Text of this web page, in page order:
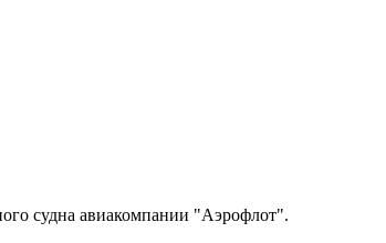
судна авиакомпании "Аэрофлот".